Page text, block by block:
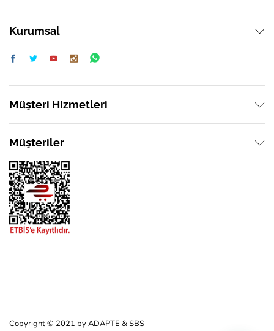
Kurumsal
Müşteri Hizmetleri
Müşteriler
Copyright © 2021 by ADAPTE & SBS